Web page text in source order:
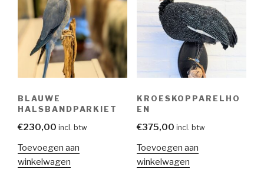
BLAUWE
HALSBANDPARKIET
€230,00 incl. btw
Toevoegen aan
winkelwagen
KROESKOPPARELHO
EN
€375,00 incl. btw
Toevoegen aan
winkelwagen